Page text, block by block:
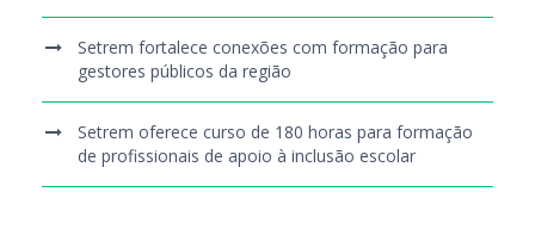
Setrem fortalece conexões com formação para
gestores públicos da região
Setrem oferece curso de 180 horas para formação
de profissionais de apoio à inclusão escolar